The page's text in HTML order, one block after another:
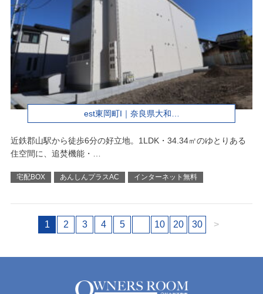
est東岡町I｜奈良県大和…
近鉄郡山駅から徒歩6分の好立地。1LDK・34.34㎡のゆとりある
住空間に、追焚機能・…
宅配BOX あんしんプラスAC インターネット無料
1 2 3 4 5 10 20 30 >